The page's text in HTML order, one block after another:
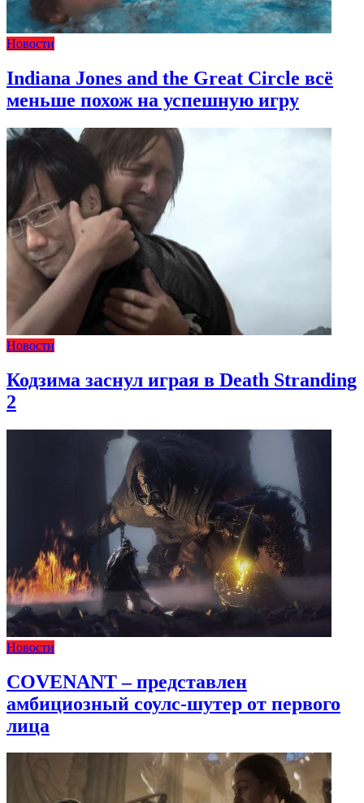
Новости
Indiana Jones and the Great Circle всё
меньше похож на успешную игру
Новости
Кодзима заснул играя в Death Stranding
2
Новости
COVENANT – представлен
амбициозный соулс-шутер от первого
лица